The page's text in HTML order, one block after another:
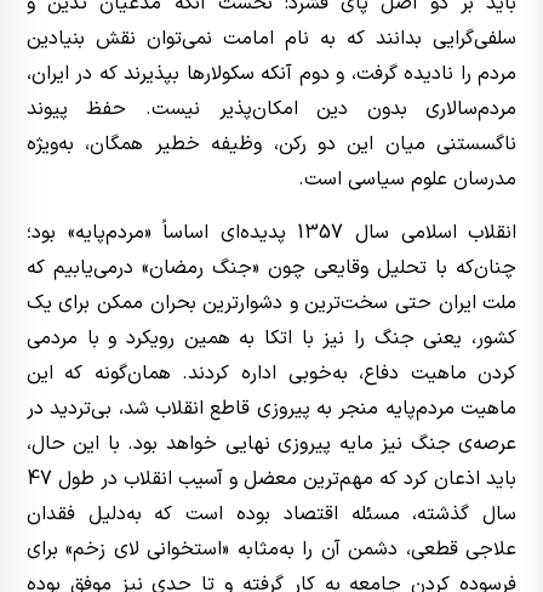
سلفی‌گرایی بدانند که به نام امامت نمی‌توان نقش بنیادین
مردم را نادیده گرفت، و دوم آنکه سکولارها بپذیرند که در ایران،
مردم‌سالاری بدون دین امکان‌پذیر نیست. حفظ پیوند
ناگسستنی میان این دو رکن، وظیفه خطیر همگان، به‌ویژه
مدرسان علوم سیاسی است.
انقلاب اسلامی سال 1357 پدیده‌ای اساساً «مردم‌پایه» بود؛
چنان‌که با تحلیل وقایعی چون «جنگ رمضان» درمی‌یابیم که
ملت ایران حتی سخت‌ترین و دشوارترین بحران ممکن برای یک
کشور، یعنی جنگ را نیز با اتکا به همین رویکرد و با مردمی
کردن ماهیت دفاع، به‌خوبی اداره کردند. همان‌گونه که این
ماهیت مردم‌پایه منجر به پیروزی قاطع انقلاب شد، بی‌تردید در
عرصه‌ی جنگ نیز مایه پیروزی نهایی خواهد بود. با این حال،
باید اذعان کرد که مهم‌ترین معضل و آسیب انقلاب در طول 47
سال گذشته، مسئله اقتصاد بوده است که به‌دلیل فقدان
علاجی قطعی، دشمن آن را به‌مثابه «استخوانی لای زخم» برای
فرسوده کردن جامعه به کار گرفته و تا حدی نیز موفق بوده